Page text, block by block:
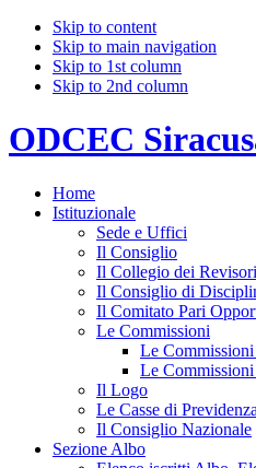
Skip to content
Skip to main navigation
Skip to 1st column
Skip to 2nd column
ODCEC
Home
Istituzionale
Sede e Uffici
Il Consiglio
Il Collegio dei Revisori
Il Consiglio di
Il Comitato Pari
Le Commissioni
Le
Le
Il Logo
Le Casse di Previdenza
Il Consiglio Nazionale
Sezione Albo